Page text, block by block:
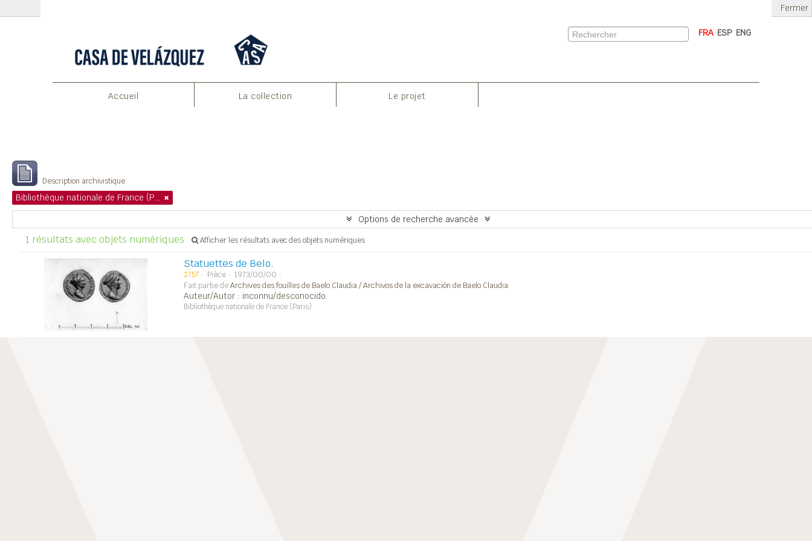
FRA ESP ENG
Accueil La collection Le projet
Fermer
Description archivistique
Bibliothèque nationale de France (Paris)
Options de recherche avancée
1 résultats avec objets numériques Afficher les résultats avec des objets numériques
Statuettes de Belo.
2757 Pièce
1973/00/00
Fait partie deArchives des fouilles de Baelo Claudia / Archivos de la excavación de Baelo Claudia
Auteur/Autor : inconnu/desconocido.
Bibliothèque nationale de France (Paris)